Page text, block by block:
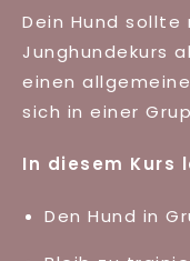
Dein Hund
Junghundekurs
einen
sich in einer
In diesem Kurs
Den Hund in